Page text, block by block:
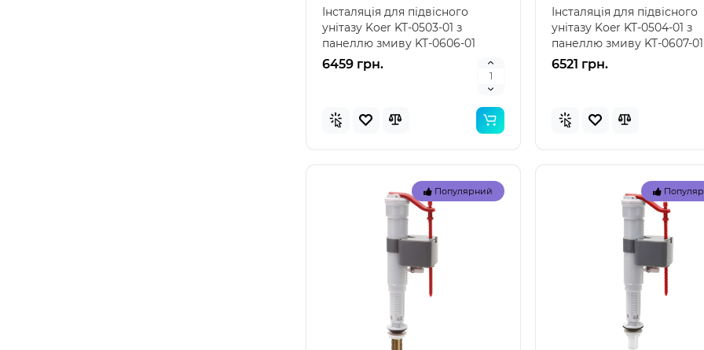
Інсталяція для підвісного
унітазу Koer KT-0503-01 з
панеллю змиву KT-0606-01
Хром – сучасне рішення ..
6459 грн.
Інсталяція для підвісного
унітазу Koer KT-0504-01 з
панеллю змиву KT-0607-01
Хром – сучасне рішення ..
6521 грн.
Популярний